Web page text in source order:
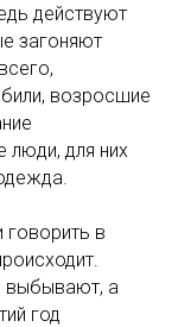
действуют
загоняют
возросшие
люди, для них
говорить в
выбывают, а
год